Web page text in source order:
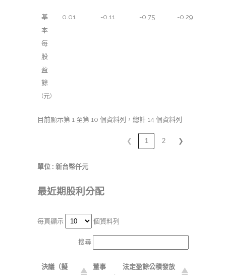
基
本
每
股
盈
餘
(元)
0.01 -0.11 -0.75 -0.29
目前顯示第 1 至第 10 個資料列，總計 14 個資料列
❮ 1 2 ❯
單位 : 新台幣仟元
最近期股利分配
每頁顯示 個資料列
搜尋:
決議（擬
董事
法定盈餘公積發放